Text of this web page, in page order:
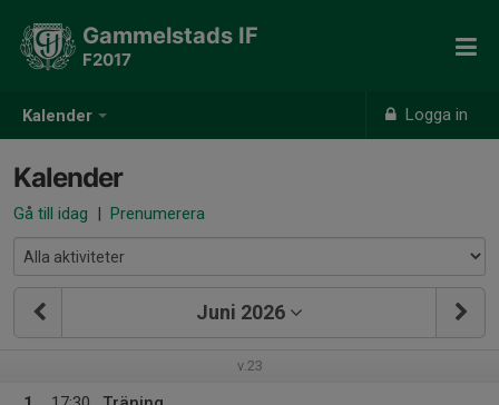
Kalender Logga in
Gammelstads IF
F2017
Kalender
Gå till idag | Prenumerera
Juni 2026
v.23